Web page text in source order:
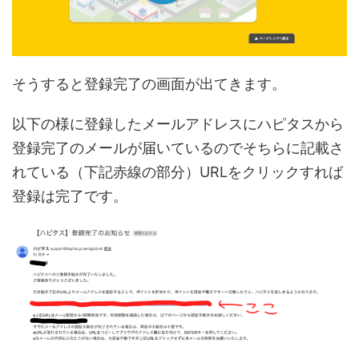
そうすると登録完了の画面が出てきます。
以下の様に登録したメールアドレスにハピタスから
登録完了のメールが届いているのでそちらに記載さ
れている（下記赤線の部分）URLをクリックすれば
登録は完了です。